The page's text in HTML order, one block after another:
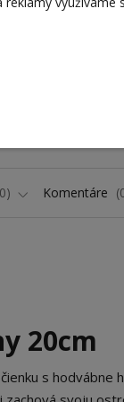
0 Komentáre
20cm
s